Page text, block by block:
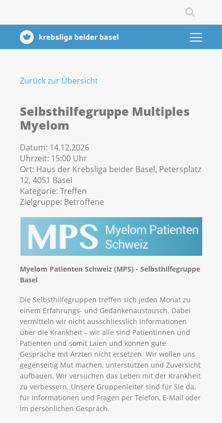
Zurück zur Übersicht
Selbsthilfegruppe Multiples
Myelom
Datum: 14.12.2026
Uhrzeit: 15:00 Uhr
Ort: Haus der Krebsliga beider Basel, Petersplatz
12, 4051 Basel
Kategorie: Treffen
Zielgruppe: Betroffene
Myelom Patienten Schweiz (MPS) - Selbsthilfegruppe
Basel
Die Selbsthilfegruppen treffen sich jeden Monat zu
einem Erfahrungs- und Gedankenaustausch. Dabei
vermitteln wir nicht ausschliesslich Informationen
über die Krankheit – wir alle sind Patientinnen und
Patienten und somit Laien und können gute
Gespräche mit Ärzten nicht ersetzen. Wir wollen uns
gegenseitig Mut machen, unterstützen und Zuversicht
aufbauen. Wir versuchen das Leben mit der Krankheit
zu verbessern. Unsere Gruppenleiter sind für Sie da,
für Informationen und Fragen per Telefon, E-Mail oder
im persönlichen Gespräch.